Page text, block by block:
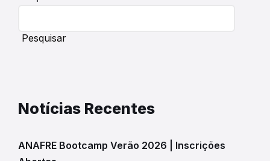
Pesquisar
Notícias Recentes
ANAFRE Bootcamp Verão 2026 | Inscrições